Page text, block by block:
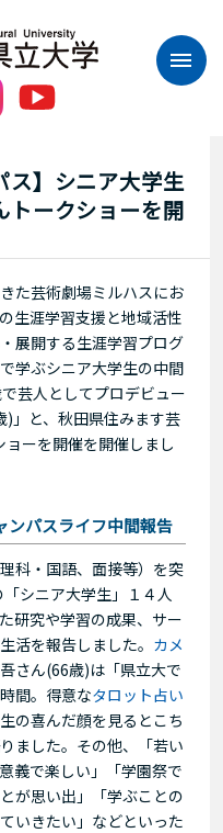
ス】シニア大学生
トークショーを開
た芸術劇場ミルハスにお
生涯学習支援と地域活性
展開する生涯学習プログ
で学ぶシニア大学生の中間
芸人としてプロデビュー
)」と、秋田県住みます芸
ーを開催を開催しまし
パスライフ中間報告
科・国語、面接等）を突
シニア大学生」１４人
研究や学習の成果、サー
活を報告しました。 カメ
さん(66歳)は「県立大で
間。得意なタロット占い
の喜んだ顔を見るとこち
ました。その他、「若い
義で楽しい」「学園祭で
が思い出」「学ぶことの
いきたい」などといった